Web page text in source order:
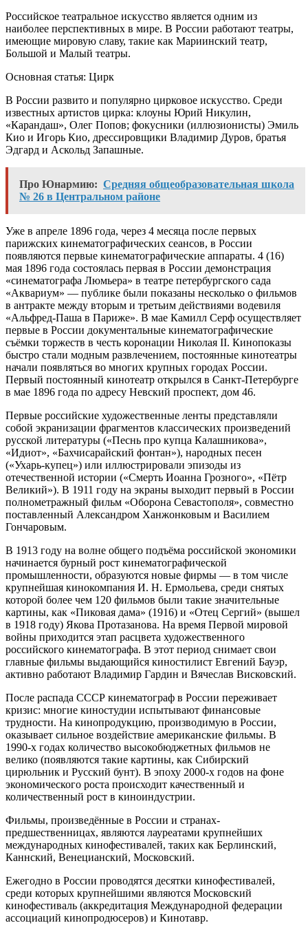
Российское театральное искусство является одним из
наиболее перспективных в мире. В России работают театры,
имеющие мировую славу, такие как Мариинский театр,
Большой и Малый театры.
Основная статья: Цирк
В России развито и популярно цирковое искусство. Среди
известных артистов цирка: клоуны Юрий Никулин,
«Карандаш», Олег Попов; фокусники (иллюзионисты) Эмиль
Кио и Игорь Кио, дрессировщики Владимир Дуров, братья
Эдгард и Аскольд Запашные.
Про Юнармию: Средняя общеобразовательная школа
№ 26 в Центральном районе
Уже в апреле 1896 года, через 4 месяца после первых
парижских кинематографических сеансов, в России
появляются первые кинематографические аппараты. 4 (16)
мая 1896 года состоялась первая в России демонстрация
«синематографа Люмьера» в театре петербургского сада
«Аквариум» — публике были показаны несколько о фильмов
в антракте между вторым и третьим действиями водевиля
«Альфред-Паша в Париже». В мае Камилл Серф осуществляет
первые в России документальные кинематографические
съёмки торжеств в честь коронации Николая II. Кинопоказы
быстро стали модным развлечением, постоянные кинотеатры
начали появляться во многих крупных городах России.
Первый постоянный кинотеатр открылся в Санкт-Петербурге
в мае 1896 года по адресу Невский проспект, дом 46.
Первые российские художественные ленты представляли
собой экранизации фрагментов классических произведений
русской литературы («Песнь про купца Калашникова»,
«Идиот», «Бахчисарайский фонтан»), народных песен
(«Ухарь-купец») или иллюстрировали эпизоды из
отечественной истории («Смерть Иоанна Грозного», «Пётр
Великий»). В 1911 году на экраны выходит первый в России
полнометражный фильм «Оборона Севастополя», совместно
поставленный Александром Ханжонковым и Василием
Гончаровым.
В 1913 году на волне общего подъёма российской экономики
начинается бурный рост кинематографической
промышленности, образуются новые фирмы — в том числе
крупнейшая кинокомпания И. Н. Ермольева, среди снятых
которой более чем 120 фильмов были такие значительные
картины, как «Пиковая дама» (1916) и «Отец Сергий» (вышел
в 1918 году) Якова Протазанова. На время Первой мировой
войны приходится этап расцвета художественного
российского кинематографа. В этот период снимает свои
главные фильмы выдающийся киностилист Евгений Бауэр,
активно работают Владимир Гардин и Вячеслав Висковский.
После распада СССР кинематограф в России переживает
кризис: многие киностудии испытывают финансовые
трудности. На кинопродукцию, производимую в России,
оказывает сильное воздействие американские фильмы. В
1990-х годах количество высокобюджетных фильмов не
велико (появляются такие картины, как Сибирский
цирюльник и Русский бунт). В эпоху 2000-х годов на фоне
экономического роста происходит качественный и
количественный рост в киноиндустрии.
Фильмы, произведённые в России и странах-
предшественницах, являются лауреатами крупнейших
международных кинофестивалей, таких как Берлинский,
Каннский, Венецианский, Московский.
Ежегодно в России проводятся десятки кинофестивалей,
среди которых крупнейшими являются Московский
кинофестиваль (аккредитация Международной федерации
ассоциаций кинопродюсеров) и Кинотавр.